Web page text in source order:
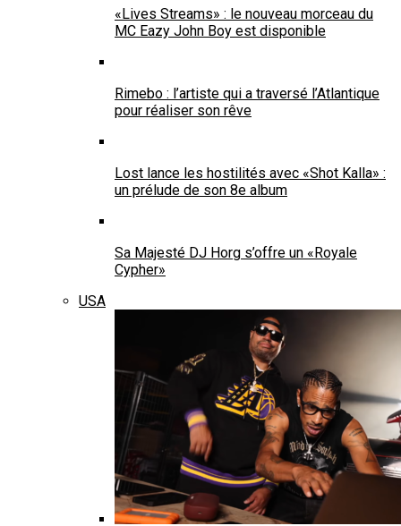
«Lives Streams» : le nouveau morceau du
MC Eazy John Boy est disponible
Rimebo : l’artiste qui a traversé l’Atlantique
pour réaliser son rêve
Lost lance les hostilités avec «Shot Kalla» :
un prélude de son 8e album
Sa Majesté DJ Horg s’offre un «Royale
Cypher»
USA